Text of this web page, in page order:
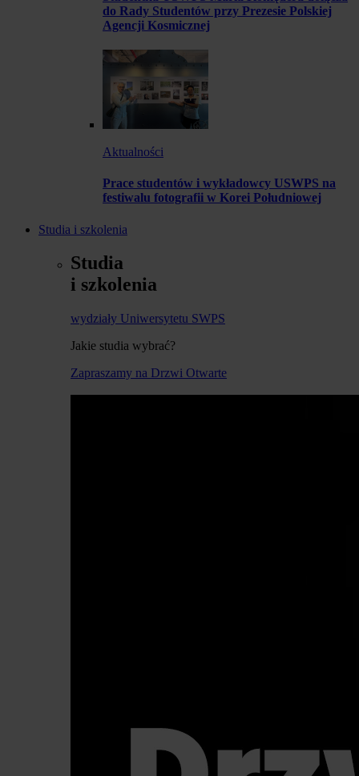
do Rady Studentów przy Prezesie Polskiej
Agencji Kosmicznej
Aktualności
Prace studentów i wykładowcy USWPS na
festiwalu fotografii w Korei Południowej
Studia i szkolenia
Studia
i szkolenia
wydziały Uniwersytetu SWPS
Jakie studia wybrać?
Zapraszamy na Drzwi Otwarte